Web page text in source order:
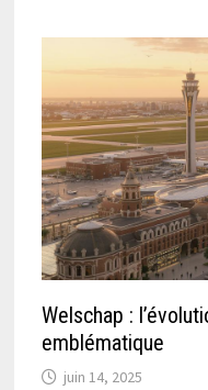
Welschap :
emblématique
juin 14, 2025